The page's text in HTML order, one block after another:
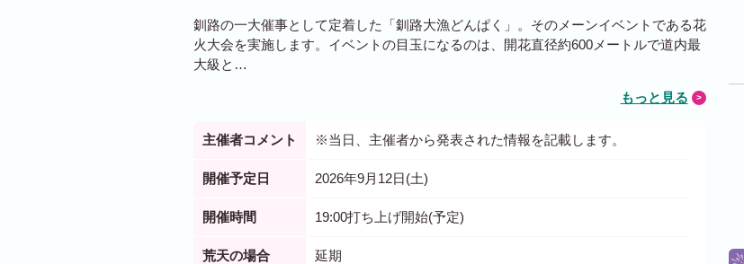
釧路の一大催事として定着した「釧路大漁どんぱく」。そのメーンイベントである花
火大会を実施します。イベントの目玉になるのは、開花直径約600メートルで道内最
大級と…
もっと見る
主催者コメント ※当日、主催者から発表された情報を記載します。
開催予定日 2026年9月12日(土)
開催時間 19:00打ち上げ開始(予定)
荒天の場合 延期